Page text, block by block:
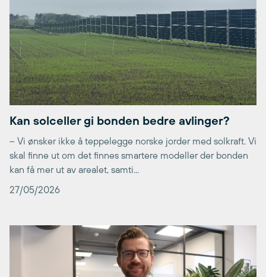
Kan solceller gi bonden bedre avlinger?
– Vi ønsker ikke å teppelegge norske jorder med solkraft. Vi
skal finne ut om det finnes smartere modeller der bonden
kan få mer ut av arealet, samti...
27/05/2026